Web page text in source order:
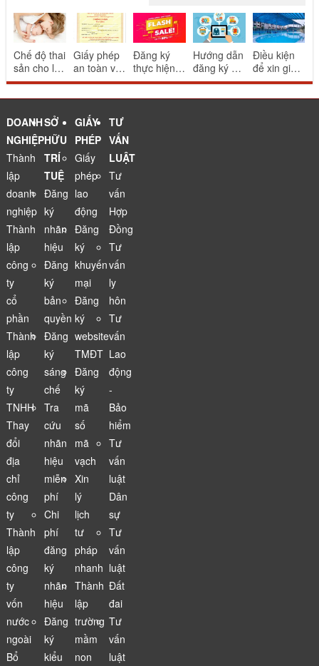
Chế độ thai
sản cho lao
động nữ
Giấy phép
an toàn vệ
sinh thực
ăn uống
Đăng ký
thực hiện
khuyến mại
Hướng dẫn
đăng ký và
thông báo
Điều kiện
để xin giấy
phép bể
DOANH
NGHIỆP
Thành
lập
doanh
nghiệp
Thành
lập
công
ty
cổ
phần
Thành
lập
công
ty
TNHH
Thay
đổi
địa
chỉ
công
ty
Thành
lập
công
ty
vốn
nước
ngoài
Bổ
SỞ
HỮU
TRÍ
TUỆ
Đăng
ký
nhãn
hiệu
Đăng
ký
bản
quyền
Đăng
ký
sáng
chế
Tra
cứu
nhãn
hiệu
miễn
phí
Chi
phí
đăng
ký
nhãn
hiệu
Đăng
ký
kiểu
GIẤY
PHÉP
Giấy
phép
lao
động
Đăng
ký
khuyến
mại
Đăng
ký
website
TMĐT
Đăng
ký
mã
số
mã
vạch
Xin
lý
lịch
tư
pháp
nhanh
Thành
lập
trường
mầm
non
TƯ
VẤN
LUẬT
Tư
vấn
Hợp
Đồng
Tư
vấn
ly
hôn
Tư
vấn
Lao
động
-
Bảo
hiểm
Tư
vấn
luật
Dân
sự
Tư
vấn
luật
Đất
đai
Tư
vấn
luật